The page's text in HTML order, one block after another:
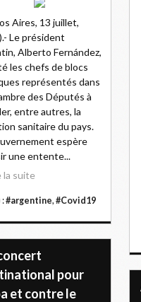
Aires, 13 juillet,
Le président
Alberto Fernández,
les chefs de blocs
représentés dans
des Députés à
entre autres, la
sanitaire du pays.
espère
une entente...
la suite
:#argentine, #Covid19
pour
et contre le